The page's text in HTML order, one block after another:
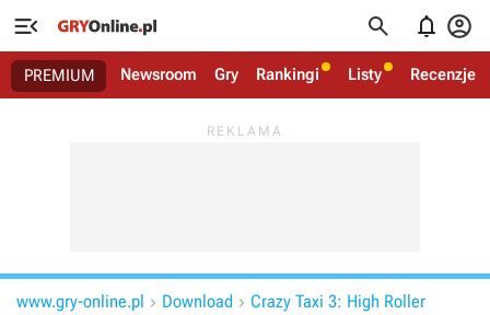
   
PREMIUM Newsroom Gry Rankingi Listy Recenzje
www.gry-online.pl  Download  Crazy Taxi 3: High Roller